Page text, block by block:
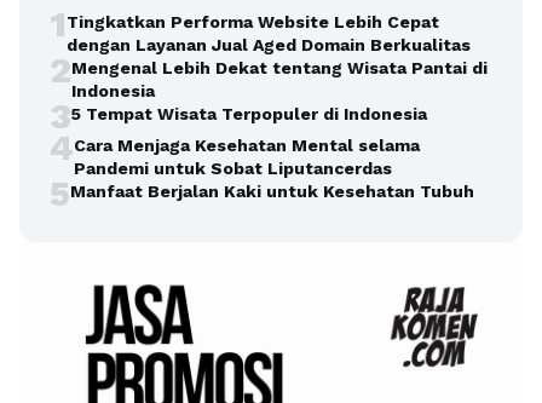
1Tingkatkan Performa Website Lebih Cepat
dengan Layanan Jual Aged Domain Berkualitas
2Mengenal Lebih Dekat tentang Wisata Pantai di
Indonesia
35 Tempat Wisata Terpopuler di Indonesia
4Cara Menjaga Kesehatan Mental selama
Pandemi untuk Sobat Liputancerdas
5Manfaat Berjalan Kaki untuk Kesehatan Tubuh